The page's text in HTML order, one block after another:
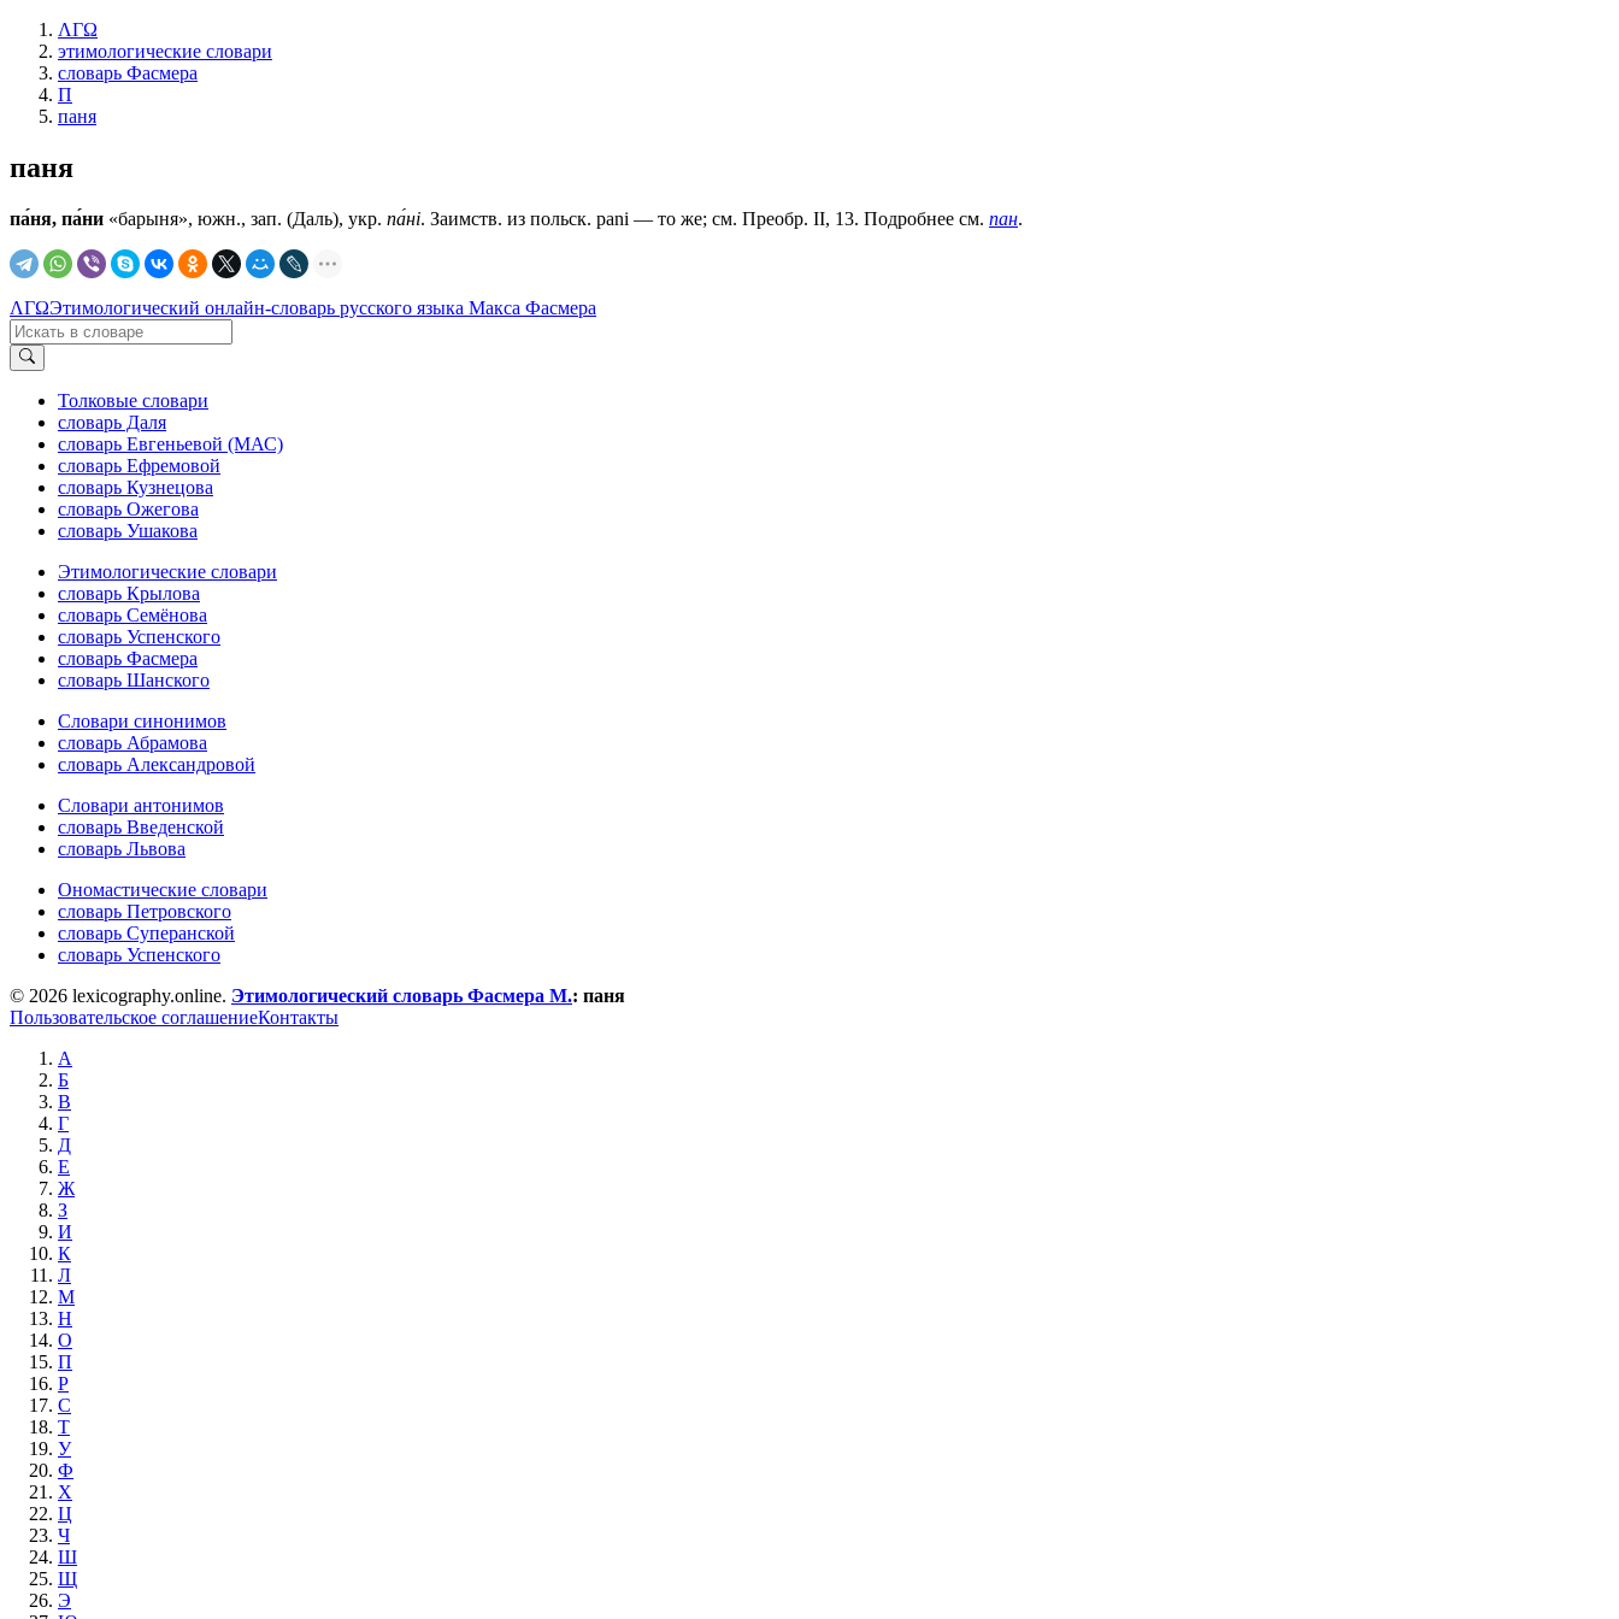
ΛΓΩ
этимологические словари
словарь Фасмера
П
паня
паня
па́ня, па́ни «барыня», южн., зап. (Даль), укр. па́нi. Заимств. из польск. раni — то же; см. Преобр. II, 13. Подробнее см. пан.
ΛΓΩЭтимологический онлайн-словарь русского языка Макса Фасмера
Толковые словари
словарь Даля
словарь Евгеньевой (МАС)
словарь Ефремовой
словарь Кузнецова
словарь Ожегова
словарь Ушакова
Этимологические словари
словарь Крылова
словарь Семёнова
словарь Успенского
словарь Фасмера
словарь Шанского
Словари синонимов
словарь Абрамова
словарь Александровой
Словари антонимов
словарь Введенской
словарь Львова
Ономастические словари
словарь Петровского
словарь Суперанской
словарь Успенского
© 2026 lexicography.online. Этимологический словарь Фасмера М.: паня
Пользовательское соглашениеКонтакты
А
Б
В
Г
Д
Е
Ж
З
И
К
Л
М
Н
О
П
Р
С
Т
У
Ф
Х
Ц
Ч
Ш
Щ
Э